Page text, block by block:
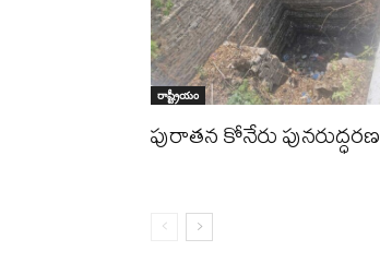
రాష్ట్రీయం
పురాత‌న కోనేరు పున‌రుద్ధ‌ర‌ణ